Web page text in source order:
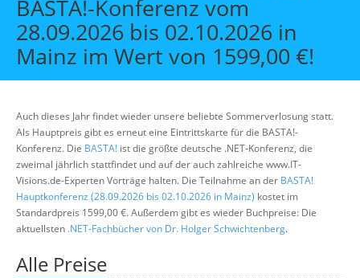
Individuelle Schulungen
Offene Seminare
Wissen
Suche
BASTA!-Konferenz vom
28.09.2026 bis 02.10.2026 in
Mainz im Wert von 1599,00 €!
Auch dieses Jahr findet wieder unsere beliebte Sommerverlosung statt.
Als Hauptpreis gibt es erneut eine Eintrittskarte für die BASTA!-
Konferenz. Die BASTA! ist die größte deutsche .NET-Konferenz, die
zweimal jährlich stattfindet und auf der auch zahlreiche www.IT-
Visions.de-Experten Vorträge halten. Die Teilnahme an der BASTA!
Hauptkonferenz (28.09.2026 bis 02.10.2026 in Mainz) kostet im
Standardpreis 1599,00 €. Außerdem gibt es wieder Buchpreise: Die
aktuellsten .NET-Fachbücher von Dr. Holger Schwichtenberg.
Alle Preise